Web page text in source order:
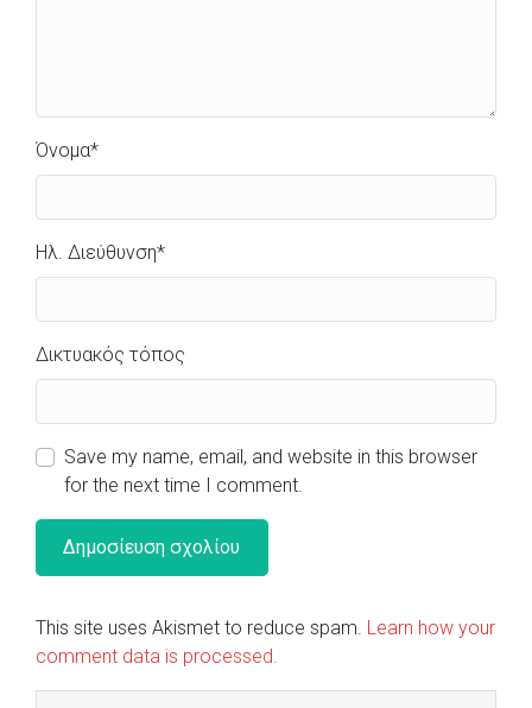
Όνομα*
Ηλ. Διεύθυνση*
Δικτυακός τόπος
Save my name, email, and website in this browser
for the next time I comment.
This site uses Akismet to reduce spam. Learn how your
comment data is processed.